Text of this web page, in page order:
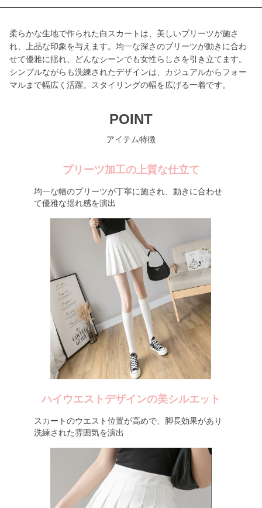
柔らかな生地で作られた白スカートは、美しいプリーツが施さ
れ、上品な印象を与えます。均一な深さのプリーツが動きに合わ
せて優雅に揺れ、どんなシーンでも女性らしさを引き立てます。
シンプルながらも洗練されたデザインは、カジュアルからフォー
マルまで幅広く活躍。スタイリングの幅を広げる一着です。
POINT
アイテム特徴
プリーツ加工の上質な仕立て
均一な幅のプリーツが丁寧に施され、動きに合わせ
て優雅な揺れ感を演出
ハイウエストデザインの美シルエット
スカートのウエスト位置が高めで、脚長効果があり
洗練された雰囲気を演出